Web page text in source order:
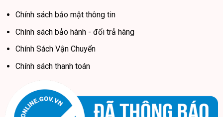
Chính sách bảo mật thông tin
Chính sách bảo hành - đổi trả hàng
Chính Sách Vận Chuyển
Chính sách thanh toán